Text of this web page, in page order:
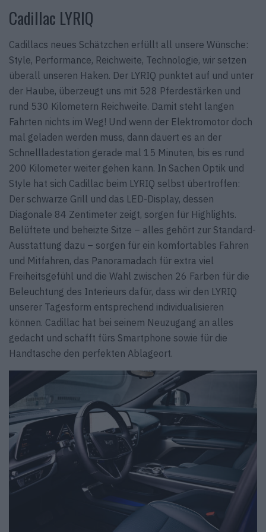
Cadillac LYRIQ
Cadillacs neues Schätzchen erfüllt all unsere Wünsche:
Style, Performance, Reichweite, Technologie, wir setzen
überall unseren Haken. Der LYRIQ punktet auf und unter
der Haube, überzeugt uns mit 528 Pferdestärken und
rund 530 Kilometern Reichweite. Damit steht langen
Fahrten nichts im Weg! Und wenn der Elektro­motor doch
mal geladen werden muss, dann dauert es an der
Schnellladestation gerade mal 15 Minuten, bis es rund
200 Kilometer weiter gehen kann. In Sachen Optik und
Style hat sich Cadillac beim LYRIQ selbst übertroffen:
Der schwarze Grill und das LED-Display, dessen
Diagonale 84 Zentimeter zeigt, sorgen für Highlights.
Belüftete und beheizte Sitze – alles gehört zur Standard-
Ausstattung dazu – sorgen für ein komfortables Fahren
und Mitfahren, das Panoramadach für extra viel
Freiheitsgefühl und die Wahl zwischen 26 Farben für die
Beleuchtung des Interieurs dafür, dass wir den LYRIQ
unserer Tagesform entsprechend individualisieren
können. Cadillac hat bei seinem Neuzugang an alles
gedacht und schafft fürs Smartphone sowie für die
Handtasche den perfekten Ablageort.